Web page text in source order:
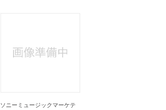
ソニーミュージックマーケテ